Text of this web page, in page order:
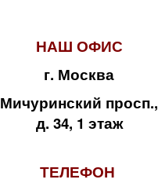
НАШ ОФИС
г. Москва
Мичуринский просп.,
д. 34, 1 этаж
ТЕЛЕФОН